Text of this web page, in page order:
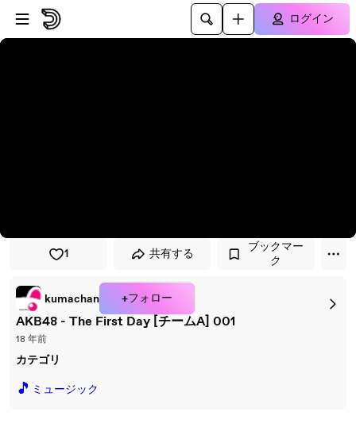
プレイヤーにスキップ
メインコンテンツにスキップ
ログイン
1 共有する
ブックマー
ク
kumachan +フォロー
AKB48 - The First Day [チームA] 001
18 年前
カテゴリ
🎵 ミュージック